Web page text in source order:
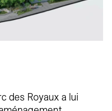
des Royaux a lui